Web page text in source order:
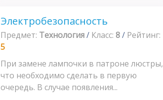
Электробезопасность
Предмет: Технология/ Класс: 8/ Рейтинг:
5
При замене лампочки в патроне люстры,
что необходимо сделать в первую
очередь. В случае появления...